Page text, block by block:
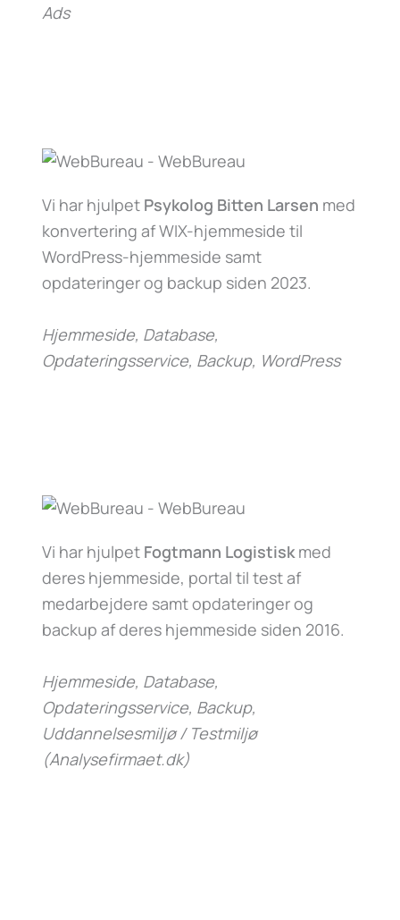
Ads
Vi har hjulpet Psykolog Bitten Larsen med
konvertering af WIX-hjemmeside til
WordPress-hjemmeside samt
opdateringer og backup siden 2023.
Hjemmeside, Database,
Opdateringsservice, Backup, WordPress
Vi har hjulpet Fogtmann Logistiskmed
deres hjemmeside, portal til test af
medarbejdere samt opdateringer og
backup af deres hjemmeside siden 2016.
Hjemmeside, Database,
Opdateringsservice, Backup,
Uddannelsesmiljø / Testmiljø
(Analysefirmaet.dk)